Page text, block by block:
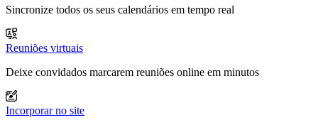
Sincronize todos os seus calendários em tempo real
Reuniões virtuais
Deixe convidados marcarem reuniões online em minutos
Incorporar no site